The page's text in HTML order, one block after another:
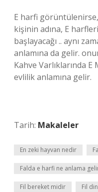
E harfi
kişinin adına, E
başlayacağı .. aynı
anlamına da gelir.
Kahve Varlıklarında
evlilik anlamına gelir.
Tarih: Makaleler
En zeki hayvan nedir
Falda e harfi ne anlama
Fil bereket midir Fil